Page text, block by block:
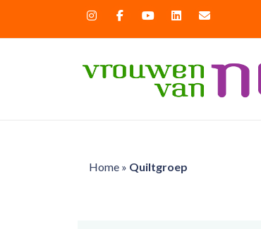
Home» Quiltgroep